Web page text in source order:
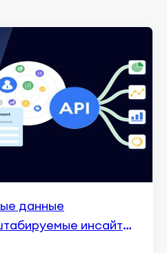
данные
инсайты